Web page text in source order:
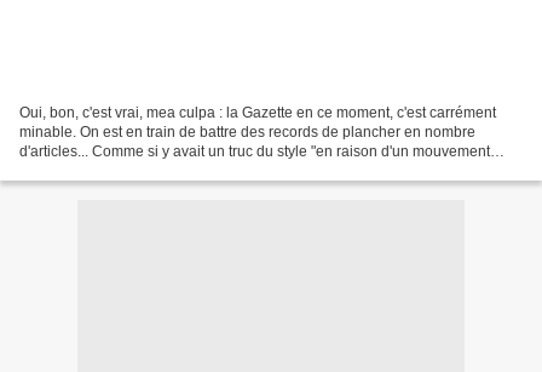
Oui, bon, c'est vrai, mea culpa : la Gazette en ce moment, c'est carrément
minable. On est en train de battre des records de plancher en nombre
d'articles... Comme si y avait un truc du style "en raison d'un mouvement